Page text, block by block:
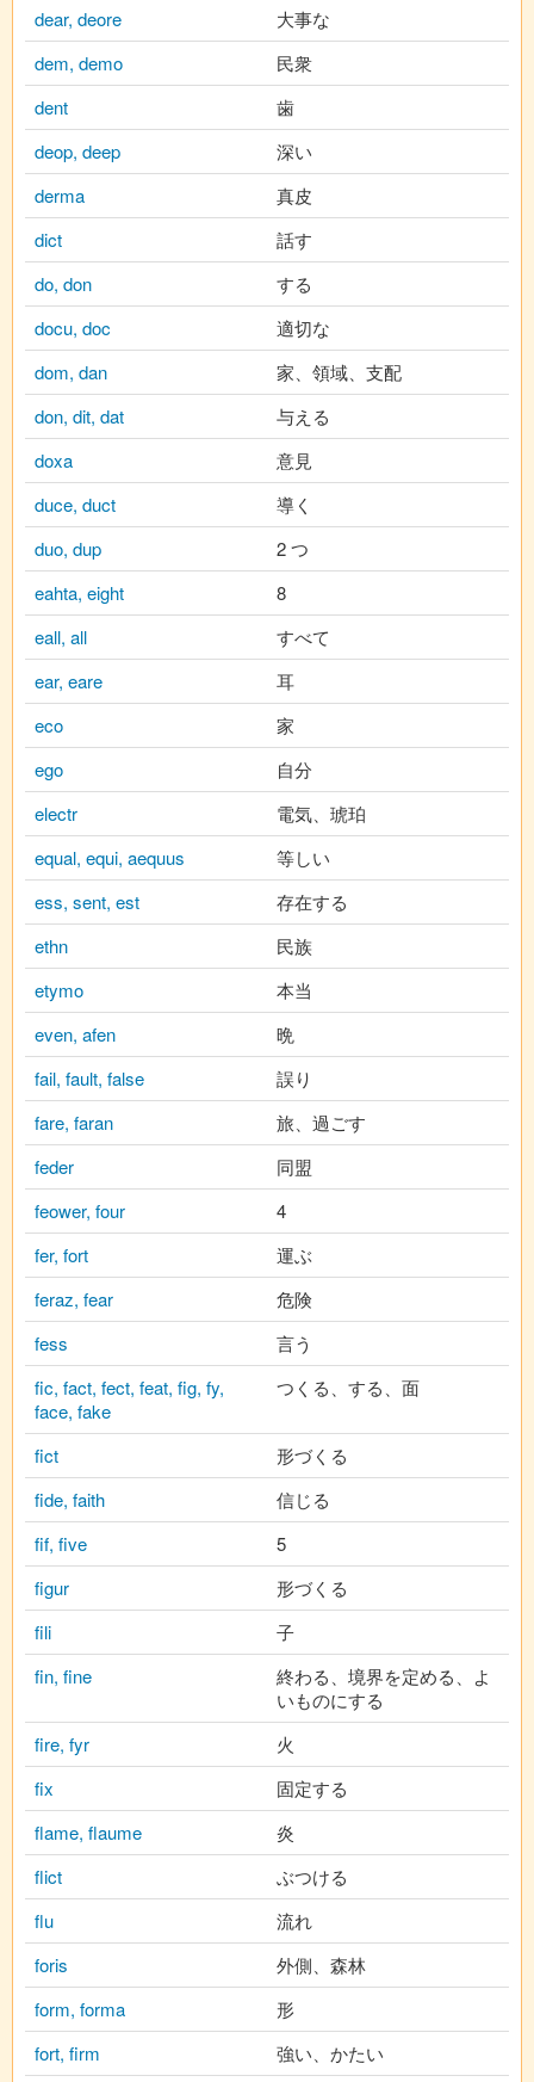
dear, deore
大事な
dem, demo
民衆
dent
歯
deop, deep
深い
derma
真皮
dict
話す
do, don
する
docu, doc
適切な
dom, dan
家、領域、支配
don, dit, dat
与える
doxa
意見
duce, duct
導く
duo, dup
2 つ
eahta, eight
8
eall, all
すべて
ear, eare
耳
eco
家
ego
自分
electr
電気、琥珀
equal, equi, aequus
等しい
ess, sent, est
存在する
ethn
民族
etymo
本当
even, afen
晩
fail, fault, false
誤り
fare, faran
旅、過ごす
feder
同盟
feower, four
4
fer, fort
運ぶ
feraz, fear
危険
fess
言う
fic, fact, fect, feat, fig, fy,
face, fake
つくる、する、面
fict
形づくる
fide, faith
信じる
fif, five
5
figur
形づくる
fili
子
fin, fine
終わる、境界を定める、よ
いものにする
fire, fyr
火
fix
固定する
flame, flaume
炎
flict
ぶつける
flu
流れ
foris
外側、森林
form, forma
形
fort, firm
強い、かたい